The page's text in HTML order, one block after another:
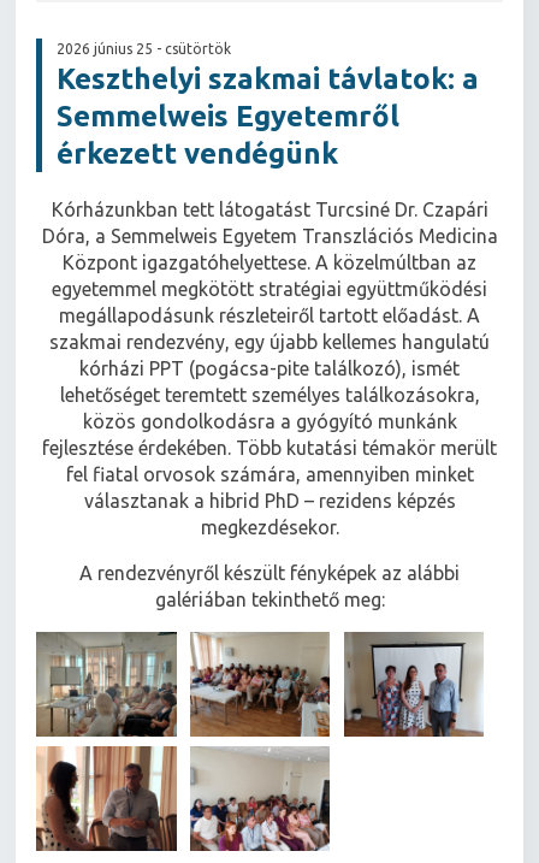
2026 június 25 - csütörtök
Keszthelyi szakmai távlatok: a
Semmelweis Egyetemről
érkezett vendégünk
Kórházunkban tett látogatást Turcsiné Dr. Czapári
Dóra, a Semmelweis Egyetem Transzlációs Medicina
Központ igazgatóhelyettese. A közelmúltban az
egyetemmel megkötött stratégiai együttműködési
megállapodásunk részleteiről tartott előadást. A
szakmai rendezvény, egy újabb kellemes hangulatú
kórházi PPT (pogácsa-pite találkozó), ismét
lehetőséget teremtett személyes találkozásokra,
közös gondolkodásra a gyógyító munkánk
fejlesztése érdekében. Több kutatási témakör merült
fel fiatal orvosok számára, amennyiben minket
választanak a hibrid PhD – rezidens képzés
megkezdésekor.
A rendezvényről készült fényképek az alábbi
galériában tekinthető meg: